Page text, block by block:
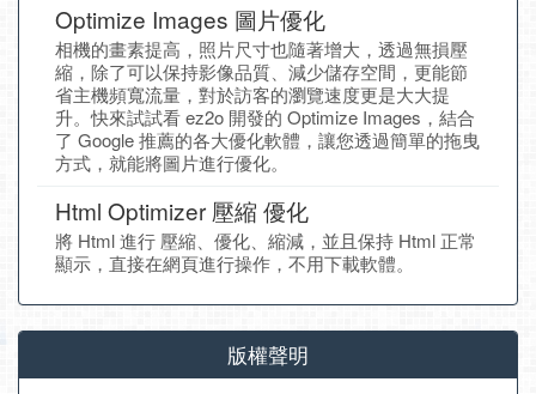
Optimize Images 圖片優化
相機的畫素提高，照片尺寸也隨著增大，透過無損壓
縮，除了可以保持影像品質、減少儲存空間，更能節
省主機頻寬流量，對於訪客的瀏覽速度更是大大提
升。快來試試看 ez2o 開發的 Optimize Images，結合
了 Google 推薦的各大優化軟體，讓您透過簡單的拖曳
方式，就能將圖片進行優化。
Html Optimizer 壓縮 優化
將 Html 進行 壓縮、優化、縮減，並且保持 Html 正常
顯示，直接在網頁進行操作，不用下載軟體。
版權聲明